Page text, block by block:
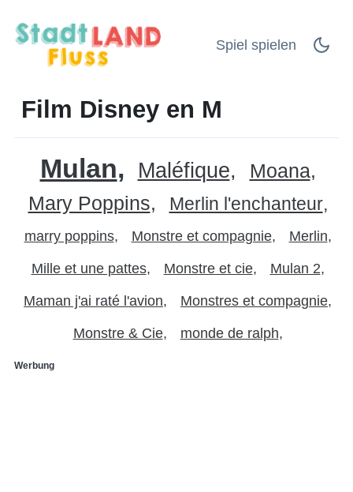
Spiel spielen
Film Disney en M
Mulan Maléfique
Moana
Mary Poppins
Merlin l'enchanteur
marry poppins Monstre et compagnie Merlin
Mille et une pattes Monstre et cie Mulan 2
Maman j'ai raté l'avion Monstres et compagnie
Monstre & Cie monde de ralph
Werbung